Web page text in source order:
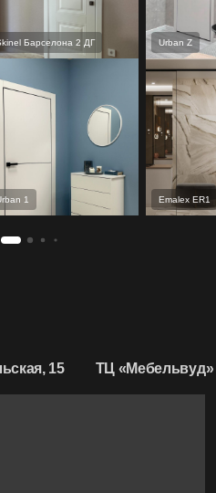
Барселона 2 ДГ
1
Urban Z
Emalex ER1
15 ТЦ «Мебельвуд»